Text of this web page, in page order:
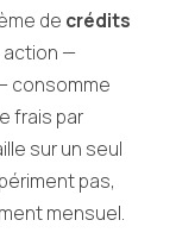
de crédits
action —
consomme
frais par
sur un seul
pas,
mensuel.